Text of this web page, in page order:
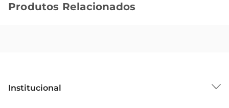
Qualidade e tradição
enquanto o caramelo e o biscuit proporcionam
Produtos Relacionados
Institucional